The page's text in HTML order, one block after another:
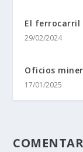
El ferrocarril
29/02/2024
Oficios
17/01/2025
COMENTAR